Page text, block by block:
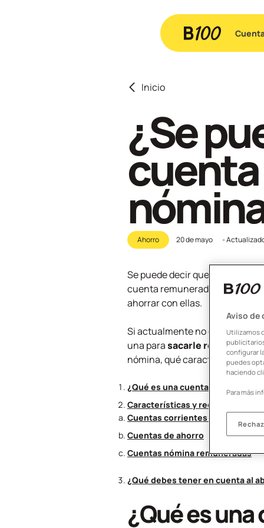
Inicio
¿Se
Ahorro 20 de mayo -
Se puede decir que
cuenta remunerada sin nómina
ahorrar con ellas.
Si actualmente no eres
una parasacarle rentabilidad
nómina, qué características
¿Qué es una cuenta remunerada
Características y requisitos de
Cuentas corrientes remuneradas
Cuentas de ahorro
Cuentas nómina remuneradas
¿Qué debes tener en cuenta al
¿Qué es
Aviso de
Utilizamos
configurar
puedes
haciendo
Para más